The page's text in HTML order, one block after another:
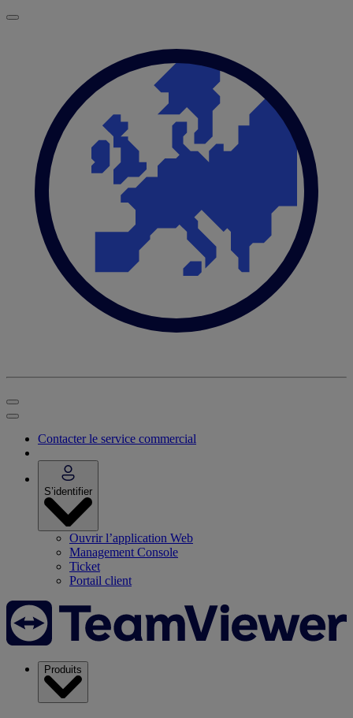
Contacter le service commercial
S’identifier
Ouvrir l’application Web
Management Console
Ticket
Portail client
Produits